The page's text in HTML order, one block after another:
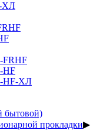
ХЛ
HF-ХЛ
бытовой)
прокладки▶